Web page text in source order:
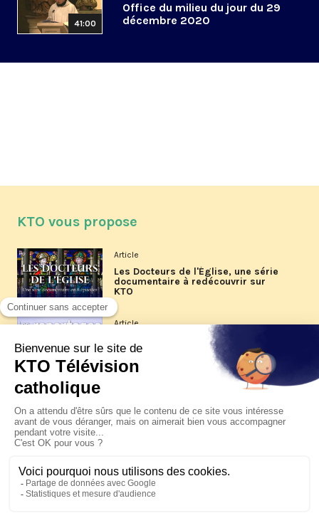
41:00
Office du milieu du jour du 29
décembre 2020
KTO vous propose
Article
Les Docteurs de l'Église, une série
documentaire à redécouvrir sur
KTO
Article
Les reportages d'été 2026 de KTO
La visite pastorale du pape Léon
XIV à Assise à suivre sur KTO le
jeudi 6 août
Le pape en Uruguay, Argentine et
Pérou du 6 au 17 novembre 2026